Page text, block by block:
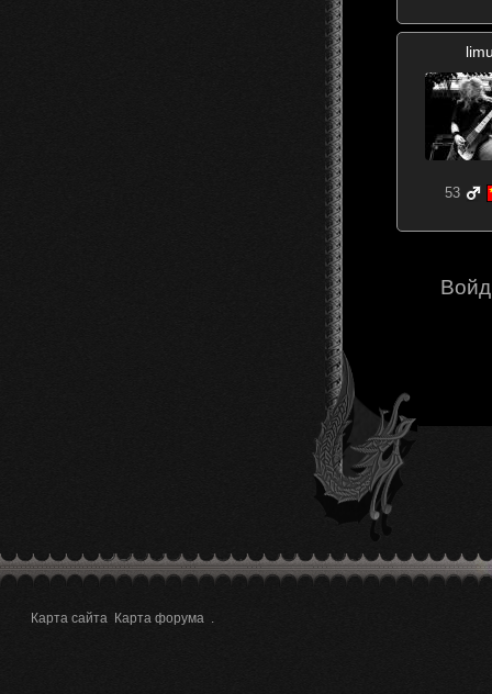
53
Карта сайта Карта форума